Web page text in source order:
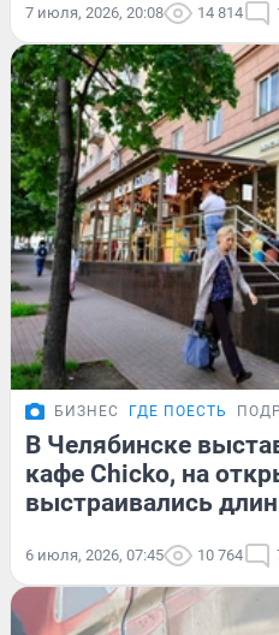
7 июля, 2026, 20:08 14 814
БИЗНЕС ГДЕ ПОЕСТЬ
В Челябинске
кафе Chicko, на
выстраивались
6 июля, 2026, 07:45 10 764